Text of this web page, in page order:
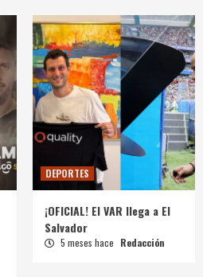
DEPORTES
¡OFICIAL! El VAR llega a El
Salvador
5 meses hace Redacción